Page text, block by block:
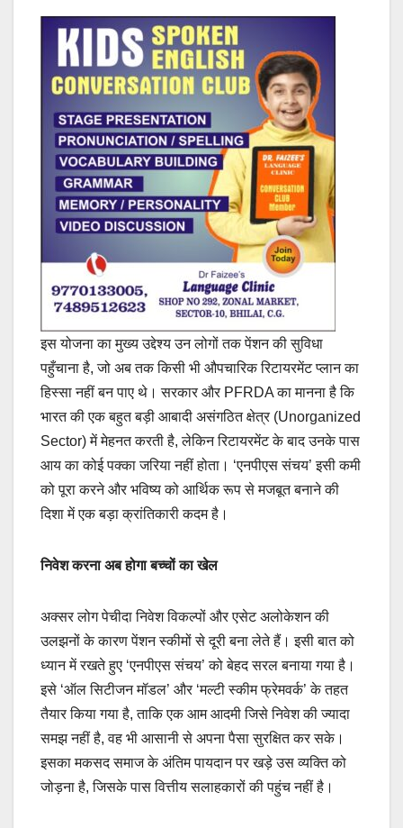
इस योजना का मुख्य उद्देश्य उन लोगों तक पेंशन की सुविधा
पहुँचाना है, जो अब तक किसी भी औपचारिक रिटायरमेंट प्लान का
हिस्सा नहीं बन पाए थे। सरकार और PFRDA का मानना है कि
भारत की एक बहुत बड़ी आबादी असंगठित क्षेत्र (Unorganized
Sector) में मेहनत करती है, लेकिन रिटायरमेंट के बाद उनके पास
आय का कोई पक्का जरिया नहीं होता। ‘एनपीएस संचय’ इसी कमी
को पूरा करने और भविष्य को आर्थिक रूप से मजबूत बनाने की
दिशा में एक बड़ा क्रांतिकारी कदम है।
निवेश करना अब होगा बच्चों का खेल
अक्सर लोग पेचीदा निवेश विकल्पों और एसेट अलोकेशन की
उलझनों के कारण पेंशन स्कीमों से दूरी बना लेते हैं। इसी बात को
ध्यान में रखते हुए ‘एनपीएस संचय’ को बेहद सरल बनाया गया है।
इसे ‘ऑल सिटीजन मॉडल’ और ‘मल्टी स्कीम फ्रेमवर्क’ के तहत
तैयार किया गया है, ताकि एक आम आदमी जिसे निवेश की ज्यादा
समझ नहीं है, वह भी आसानी से अपना पैसा सुरक्षित कर सके।
इसका मकसद समाज के अंतिम पायदान पर खड़े उस व्यक्ति को
जोड़ना है, जिसके पास वित्तीय सलाहकारों की पहुंच नहीं है।